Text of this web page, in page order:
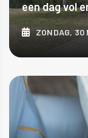
een dag vol
ZONDAG, 30